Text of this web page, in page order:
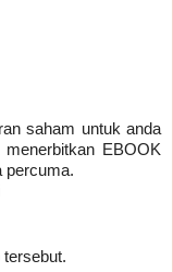
saham untuk anda
EBOOK
percuma.